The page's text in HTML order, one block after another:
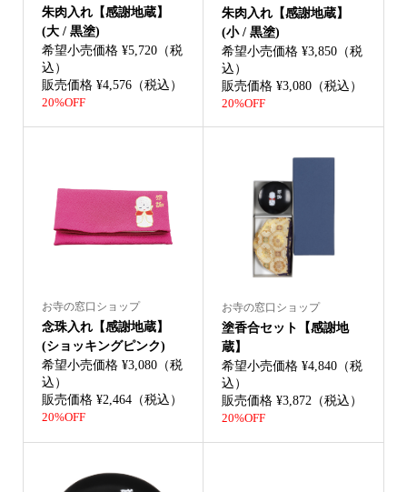
朱肉入れ【感謝地蔵】
(大 / 黒塗)
希望小売価格 ¥5,720（税
込）
販売価格 ¥4,576（税込）
20%OFF
朱肉入れ【感謝地蔵】
(小 / 黒塗)
希望小売価格 ¥3,850（税
込）
販売価格 ¥3,080（税込）
20%OFF
お寺の窓口ショップ
念珠入れ【感謝地蔵】
(ショッキングピンク)
希望小売価格 ¥3,080（税
込）
販売価格 ¥2,464（税込）
20%OFF
お寺の窓口ショップ
塗香合セット【感謝地
蔵】
希望小売価格 ¥4,840（税
込）
販売価格 ¥3,872（税込）
20%OFF